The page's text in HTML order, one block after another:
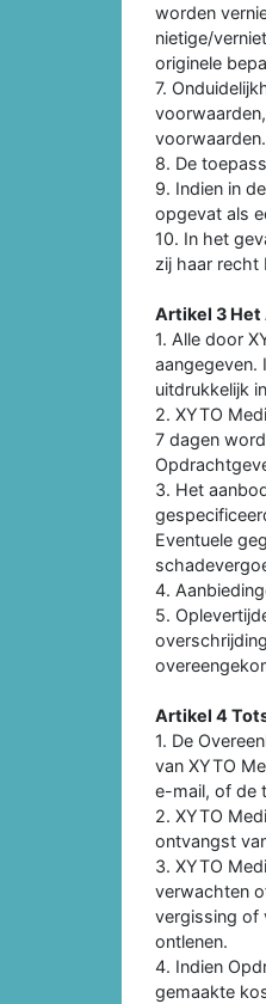
worden
nietige/
originele
7.
voorwaarden.
8. De
9. Indien in
opgevat als
10. In het
zij haar recht
Artikel 3 Het
1. Alle door
uitdrukkelijk
2. XYTO
7 dagen
3. Het
Eventuele
4.
5.
Artikel 4
1. De
van XYTO
e-mail, of de
2. XYTO
ontvangst
3. XYTO
verwachten
vergissing of
ontlenen.
4. Indien
gemaakte